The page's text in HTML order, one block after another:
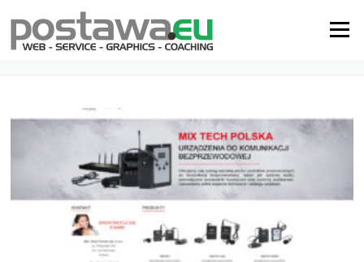
Menu
TAG: SŁUCHAWKI